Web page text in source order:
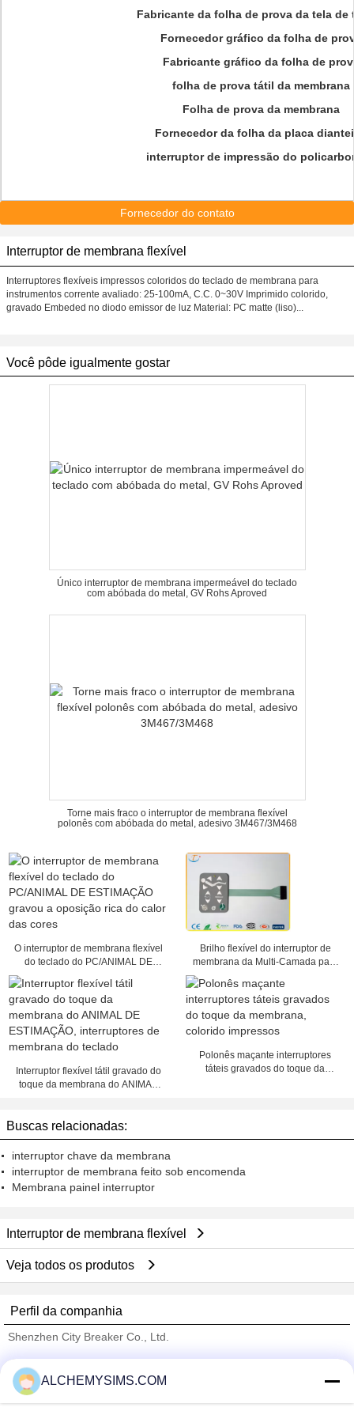
Fabricante da folha de prova da tela de
Fornecedor gráfico da folha de
Fabricante gráfico da folha de
folha de prova tátil da membrana
Folha de prova da membrana
Fornecedor da folha da placa
interruptor de impressão do
Fornecedor do contato
Interruptor de membrana flexível
Interruptores flexíveis impressos coloridos do teclado de membrana para
instrumentos corrente avaliado: 25-100mA, C.C. 0~30V Imprimido colorido,
gravado Embeded no diodo emissor de luz Material: PC matte (liso)...
Você pôde igualmente gostar
Único interruptor de membrana impermeável do teclado
com abóbada do metal, GV Rohs Aproved
Torne mais fraco o interruptor de membrana flexível
polonês com abóbada do metal, adesivo 3M467/3M468
O interruptor de membrana flexível
do teclado do PC/ANIMAL DE
ESTIMAÇÃO gravou a oposição
rica do calor das cores
Brilho flexível do interruptor de
membrana da Multi-Camada para
a máquina médica, 25mA - 100mA
Interruptor flexível tátil gravado do
toque da membrana do ANIMAL
Polonês maçante interruptores
táteis gravados do toque da
Buscas relacionadas:
interruptor chave da membrana
interruptor de membrana feito sob encomenda
Membrana painel interruptor
Interruptor de membrana flexível
Veja todos os produtos
Perfil da companhia
Shenzhen City Breaker Co., Ltd.
Trust Seal
Verified Suplier
ALCHEMYSIMS.COM